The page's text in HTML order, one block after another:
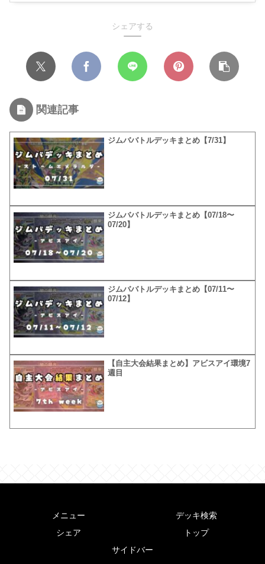
シェアする
関連記事
ジムババトルデッキまとめ【7/31】
ジムババトルデッキまとめ【07/18〜
07/20】
ジムババトルデッキまとめ【07/11〜
07/12】
【自主大会結果まとめ】アビスアイ環境7
週目
メニュー
デッキ検索
シェア
トップ
サイドバー